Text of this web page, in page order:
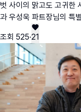
벗 사이의 맑고도 고귀한
과 우성욱 파트장님의 특
조회 525·21